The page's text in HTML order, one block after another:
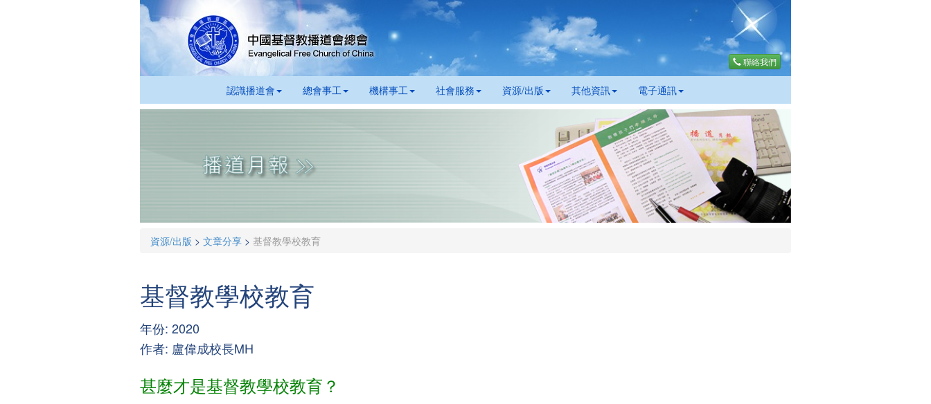
聯絡我們
認識播道會 總會事工 機構事工 社會服務 資源/出版 其他資訊 電子通訊
資源/出版 > 文章分享 > 基督教學校教育
基督教學校教育
年份: 2020
作者: 盧偉成校長MH
甚麼才是基督教學校教育？